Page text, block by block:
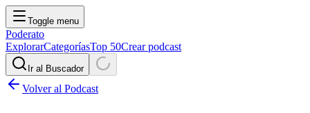
Toggle menu
Poderato
ExplorarCategoríasTop 50Crear podcast
Ir al Buscador
Volver al Podcast